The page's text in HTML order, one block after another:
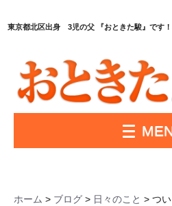
東京都北区出身 3児の父 『おときた駿』です！
ホーム > ブログ > 日々のこと > つ